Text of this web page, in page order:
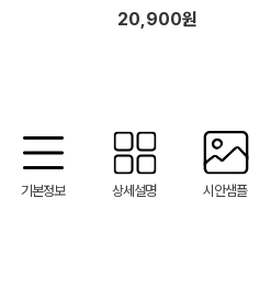
니우산1)
20,900원
기본정보 상세설명 시안샘플